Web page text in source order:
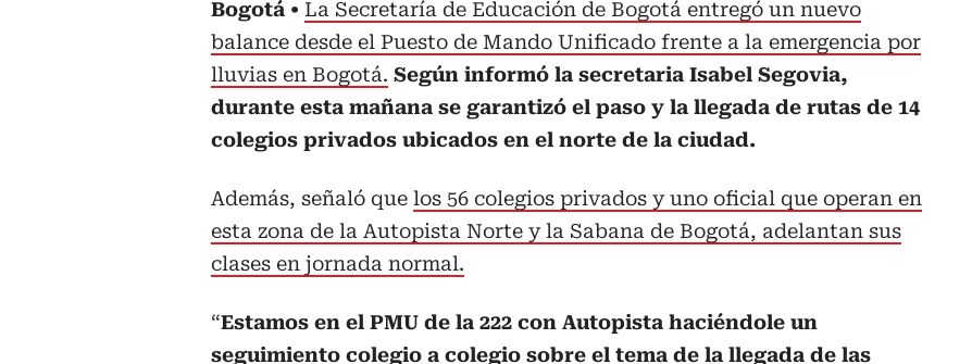
Bogotá
La Secretaría de Educación de Bogotá entregó un nuevo
balance desde el Puesto de Mando Unificado frente a la emergencia por
lluvias en Bogotá. Según informó la secretaria Isabel Segovia,
durante esta mañana se garantizó el paso y la llegada de rutas de 14
colegios privados ubicados en el norte de la ciudad.
Además, señaló que los 56 colegios privados y uno oficial que operan en
esta zona de la Autopista Norte y la Sabana de Bogotá, adelantan sus
clases en jornada normal.
“Estamos en el PMU de la 222 con Autopista haciéndole un
seguimiento colegio a colegio sobre el tema de la llegada de las